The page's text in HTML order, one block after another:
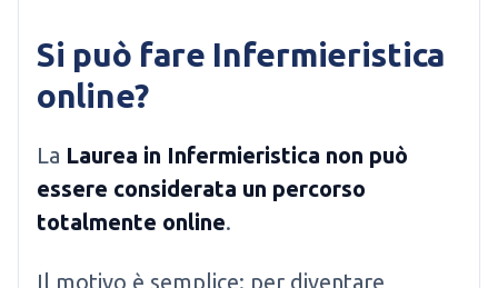
Si può fare Infermieristica
online?
La Laurea in Infermieristica non può
essere considerata un percorso
totalmente online.
Il motivo è semplice: per diventare